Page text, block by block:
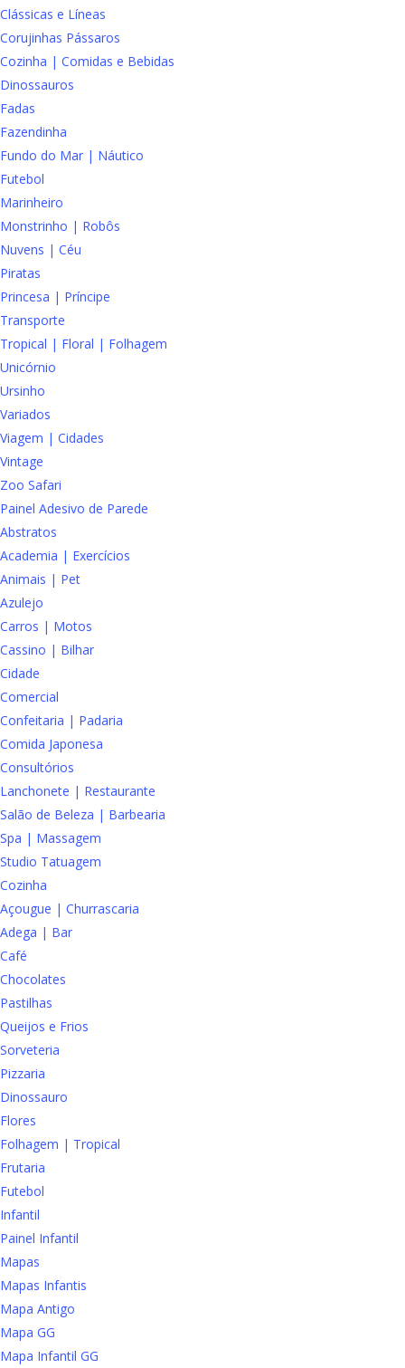
Clássicas e Líneas
Corujinhas Pássaros
Cozinha | Comidas e Bebidas
Dinossauros
Fadas
Fazendinha
Fundo do Mar | Náutico
Futebol
Marinheiro
Monstrinho | Robôs
Nuvens | Céu
Piratas
Princesa | Príncipe
Transporte
Tropical | Floral | Folhagem
Unicórnio
Ursinho
Variados
Viagem | Cidades
Vintage
Zoo Safari
Painel Adesivo de Parede
Abstratos
Academia | Exercícios
Animais | Pet
Azulejo
Carros | Motos
Cassino | Bilhar
Cidade
Comercial
Confeitaria | Padaria
Comida Japonesa
Consultórios
Lanchonete | Restaurante
Salão de Beleza | Barbearia
Spa | Massagem
Studio Tatuagem
Cozinha
Açougue | Churrascaria
Adega | Bar
Café
Chocolates
Pastilhas
Queijos e Frios
Sorveteria
Pizzaria
Dinossauro
Flores
Folhagem | Tropical
Frutaria
Futebol
Infantil
Painel Infantil
Mapas
Mapas Infantis
Mapa Antigo
Mapa GG
Mapa Infantil GG